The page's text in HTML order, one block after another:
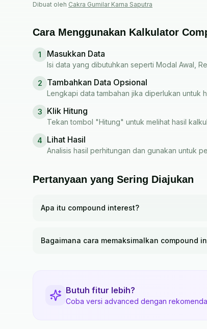
Dibuat oleh Cakra Gumilar Karna Saputra
Cara Menggunakan Kalkulator
1 Masukkan Data
Isi data yang dibutuhkan seperti Modal Awal,
2 Tambahkan Data Opsional
Lengkapi data tambahan jika diperlukan untuk
3 Klik Hitung
Tekan tombol "Hitung" untuk melihat hasil
4 Lihat Hasil
Analisis hasil perhitungan dan gunakan untuk
Pertanyaan yang Sering Diajukan
Apa itu compound interest?
Bagaimana cara memaksimalkan compound
Butuh fitur lebih?
Coba versi advanced dengan